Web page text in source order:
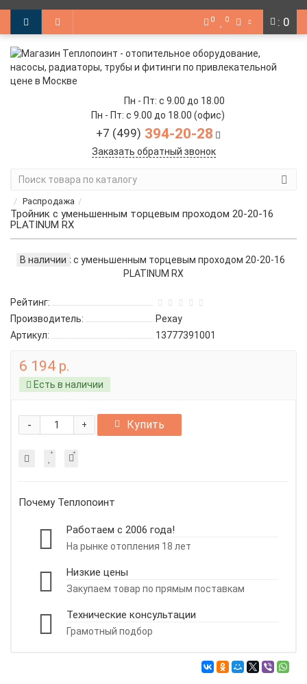
: 0
0 0
Пн - Пт: с 9.00 до 18.00
Пн - Пт: с 9.00 до 18.00 (офис)
+7 (499) 394-20-28
Заказать обратный звонок
Распродажа
Тройник с уменьшенным торцевым проходом 20-20-16
PLATINUM RX
В наличии
Рейтинг:
Производитель:
Рехау
Артикул:
13777391001
6 194 р.
Есть в наличии
+
- Купить
Почему Теплопоинт
Работаем с 2006 года!
На рынке отопления 18 лет
Низкие цены
Закупаем товар по прямым поставкам
Технические консультации
Грамотный подбор